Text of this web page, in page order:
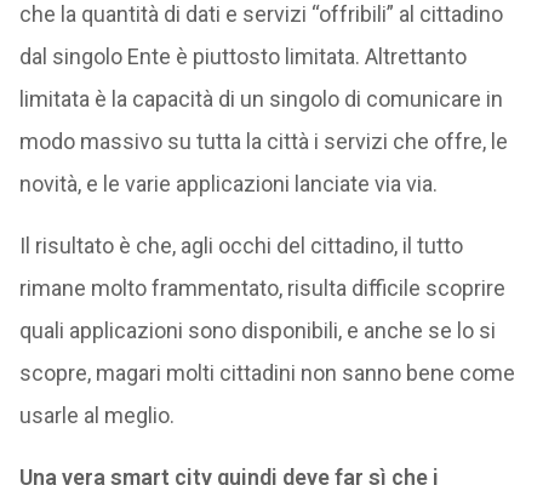
che la quantità di dati e servizi “offribili” al cittadino
dal singolo Ente è piuttosto limitata. Altrettanto
limitata è la capacità di un singolo di comunicare in
modo massivo su tutta la città i servizi che offre, le
novità, e le varie applicazioni lanciate via via.
Il risultato è che, agli occhi del cittadino, il tutto
rimane molto frammentato, risulta difficile scoprire
quali applicazioni sono disponibili, e anche se lo si
scopre, magari molti cittadini non sanno bene come
usarle al meglio.
Una vera smart city quindi deve far sì che i